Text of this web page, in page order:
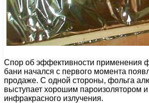
Спор об эффективности применения
бани начался с первого момента
продаже. С одной стороны, фольга
выступает хорошим пароизолятором
инфракрасного излучения.